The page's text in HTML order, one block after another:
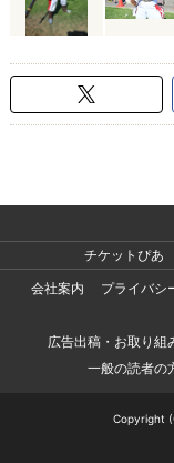
チケットぴあ
会社案内
プライバシ
広告出稿・お取り組
一般の読者の
Copyright